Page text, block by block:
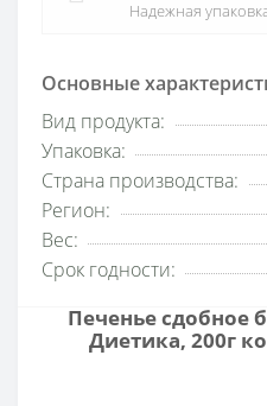
Основные
Вид продукта:
Упаковка:
Страна производства:
Регион:
Вес:
Срок годности:
Надежная
Печенье сдобное
Диетика, 200г